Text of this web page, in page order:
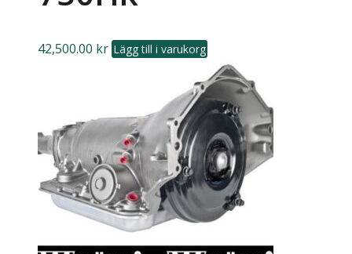
42,500.00 kr Lägg till i varukorg